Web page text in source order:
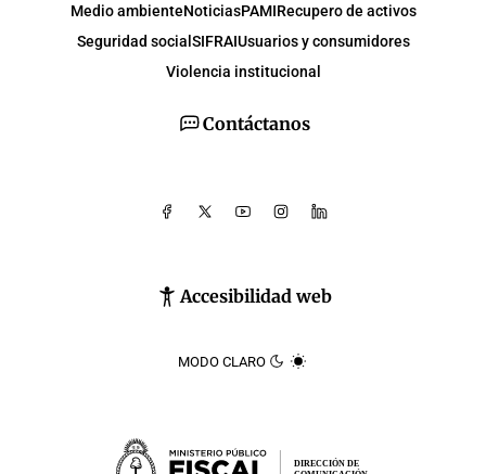
Contáctanos
Accesibilidad web
MODO CLARO
Medio ambienteNoticiasPAMIRecupero de activos
Seguridad social SIFRAIUsuarios y consumidores
Violencia institucional
DIRECCIÓN DE